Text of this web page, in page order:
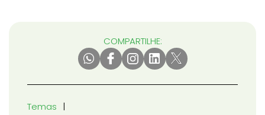
COMPARTILHE:
Temas